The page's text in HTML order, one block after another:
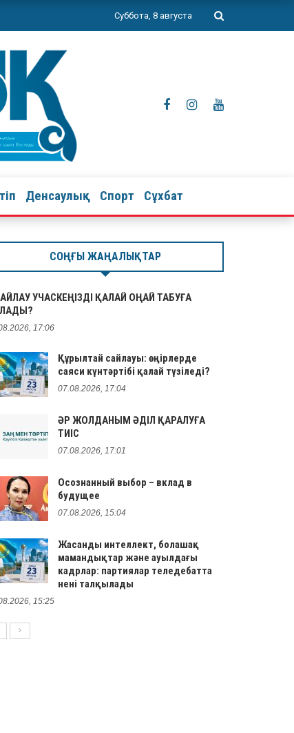
Суббота, 8 августа
Денсаулық Спорт Сұхбат
СОҢҒЫ ЖАҢАЛЫҚТАР
УЧАСКЕҢІЗДІ ҚАЛАЙ ОҢАЙ ТАБУҒА
17:06
Құрылтай сайлауы: өңірлерде
саяси күнтәртібі қалай түзіледі?
07.08.2026, 17:04
ӘР ЖОЛДАНЫМ ӘДІЛ ҚАРАЛУҒА
ТИІС
07.08.2026, 17:01
Осознанный выбор – вклад в
будущее
07.08.2026, 15:04
Жасанды интеллект, болашақ
мамандықтар және ауылдағы
кадрлар: партиялар теледебатта
нені талқылады
15:25